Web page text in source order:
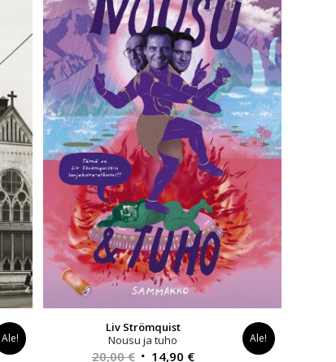
Ale!
Liv Strömquist
Nousu ja tuho
20,00€ Alkuperäinen
14,90 €Nykyinen
Ale!